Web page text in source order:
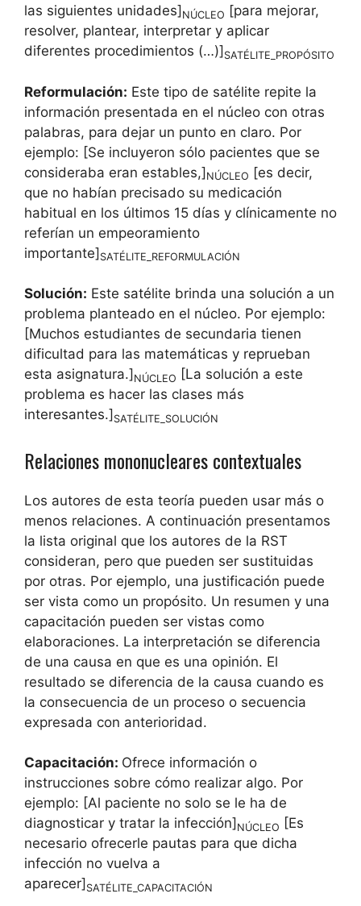
las siguientes unidades] NÚCLEO [para mejorar,
resolver, plantear, interpretar y aplicar
diferentes procedimientos (…)] SATÉLITE_PROPÓSITO
Reformulación: Este tipo de satélite repite la
información presentada en el núcleo con otras
palabras, para dejar un punto en claro. Por
ejemplo: [Se incluyeron sólo pacientes que se
consideraba eran estables,]NÚCLEO [es decir,
que no habían precisado su medicación
habitual en los últimos 15 días y clínicamente no
referían un empeoramiento
importante]SATÉLITE_REFORMULACIÓN
Solución: Este satélite brinda una solución a un
problema planteado en el núcleo. Por ejemplo:
[Muchos estudiantes de secundaria tienen
dificultad para las matemáticas y reprueban
esta asignatura.] NÚCLEO [La solución a este
problema es hacer las clases más
interesantes.] SATÉLITE_SOLUCIÓN
Relaciones mononucleares contextuales
Los autores de esta teoría pueden usar más o
menos relaciones. A continuación presentamos
la lista original que los autores de la RST
consideran, pero que pueden ser sustituidas
por otras. Por ejemplo, una justificación puede
ser vista como un propósito. Un resumen y una
capacitación pueden ser vistas como
elaboraciones. La interpretación se diferencia
de una causa en que es una opinión. El
resultado se diferencia de la causa cuando es
la consecuencia de un proceso o secuencia
expresada con anterioridad.
Capacitación: Ofrece información o
instrucciones sobre cómo realizar algo. Por
ejemplo: [Al paciente no solo se le ha de
diagnosticar y tratar la infección] NÚCLEO [Es
necesario ofrecerle pautas para que dicha
infección no vuelva a
aparecer] SATÉLITE_CAPACITACIÓN